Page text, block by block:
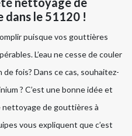
le 51120 !
puisque vos gouttières
L’eau ne cesse de couler
fois? Dans ce cas, souhaitez-
? C’est une bonne idée et
nettoyage de gouttières à
vous expliquent que c’est